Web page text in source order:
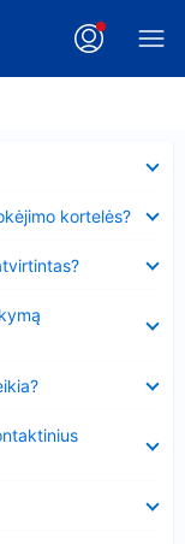
kortelės?